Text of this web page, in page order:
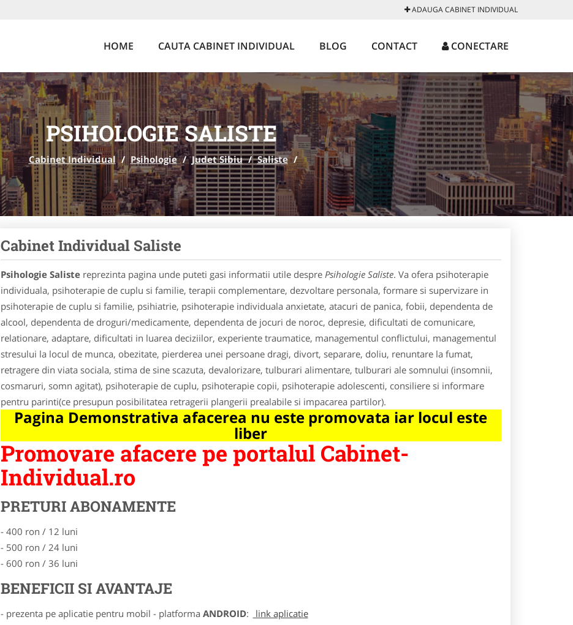
ADAUGA CABINET INDIVIDUAL
HOME CAUTA CABINET INDIVIDUAL BLOG CONTACT CONECTARE
PSIHOLOGIE SALISTE
Cabinet Individual / Psihologie / Judet Sibiu / Saliste /
Cabinet Individual Saliste
Psihologie Salistereprezinta pagina unde puteti gasi informatii utile despre Psihologie Saliste. Va ofera psihoterapie
individuala, psihoterapie de cuplu si familie, terapii complementare, dezvoltare personala, formare si supervizare in
psihoterapie de cuplu si familie, psihiatrie, psihoterapie individuala anxietate, atacuri de panica, fobii, dependenta de
alcool, dependenta de droguri/medicamente, dependenta de jocuri de noroc, depresie, dificultati de comunicare,
relationare, adaptare, dificultati in luarea deciziilor, experiente traumatice, managementul conflictului, managementul
stresului la locul de munca, obezitate, pierderea unei persoane dragi, divort, separare, doliu, renuntare la fumat,
retragere din viata sociala, stima de sine scazuta, devalorizare, tulburari alimentare, tulburari ale somnului (insomnii,
cosmaruri, somn agitat), psihoterapie de cuplu, psihoterapie copii, psihoterapie adolescenti, consiliere si informare
pentru parinti(ce presupun posibilitatea retragerii plangerii prealabile si impacarea partilor).
Pagina Demonstrativa afacerea nu este promovata iar locul este
liber
Promovare afacere pe portalul Cabinet-
Individual.ro
PRETURI ABONAMENTE
- 400 ron / 12 luni
- 500 ron / 24 luni
- 600 ron / 36 luni
BENEFICII SI AVANTAJE
- prezenta pe aplicatie pentru mobil - platforma ANDROID:
link aplicatie